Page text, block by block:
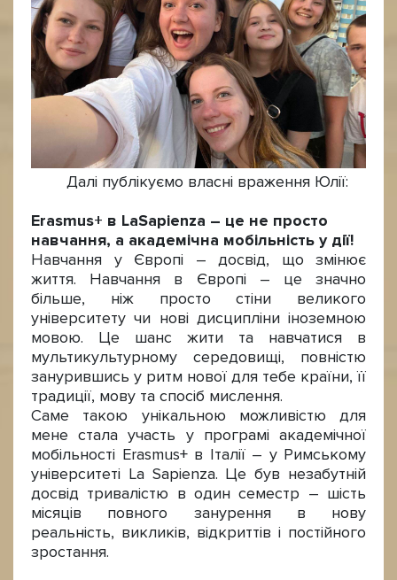
Далі публікуємо власні враження Юлії:
Erasmus+ в LaSapienza – це не просто
навчання, а академічна мобільність у дії!
Навчання у Європі – досвід, що змінює
життя. Навчання в Європі – це значно
більше, ніж просто стіни великого
університету чи нові дисципліни іноземною
мовою. Це шанс жити та навчатися в
мультикультурному середовищі, повністю
занурившись у ритм нової для тебе країни, її
традиції, мову та спосіб мислення.
Саме такою унікальною можливістю для
мене стала участь у програмі академічної
мобільності Erasmus+ в Італії – у Римському
університеті La Sapienza. Це був незабутній
досвід тривалістю в один семестр – шість
місяців повного занурення в нову
реальність, викликів, відкриттів і постійного
зростання.